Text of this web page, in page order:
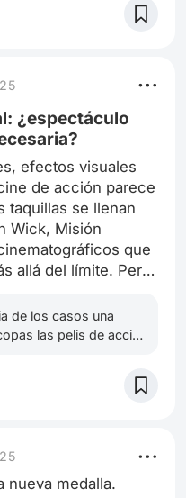
que parecía no
fuerza que
tenía todo —o eso
vivía ro
¿espectáculo
efectos visuales
de acción parece
taquillas se llenan
Wick, Misión
que
allá del límite. Pero,
o se ha
de los casos una
las pelis de accion
nueva medalla.